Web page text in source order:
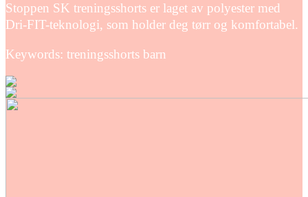
Stoppen SK treningsshorts er laget av polyester med
Dri-FIT-teknologi, som holder deg tørr og komfortabel.
Keywords: treningsshorts barn